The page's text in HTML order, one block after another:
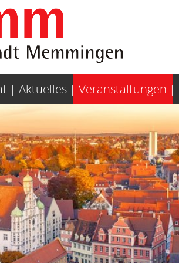
Weiter zum Inhalt
Aktuelles Veranstaltungen